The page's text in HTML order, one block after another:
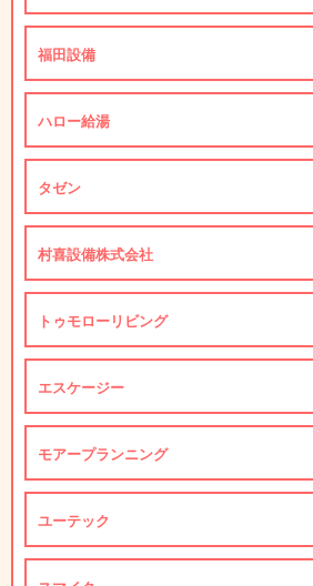
福田設備
ハロー給湯
タゼン
村喜設備株式会社
トゥモローリビング
エスケージー
モアープランニング
ユーテック